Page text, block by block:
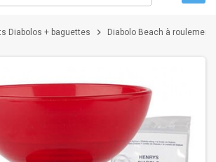
Diabolos + baguettes chevron_right Diabolo Beach à